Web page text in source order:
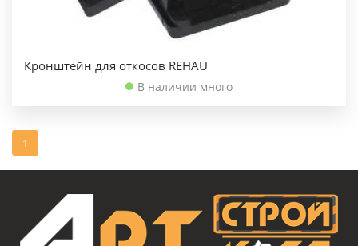
Кронштейн для откосов REHAU
В наличии много
1